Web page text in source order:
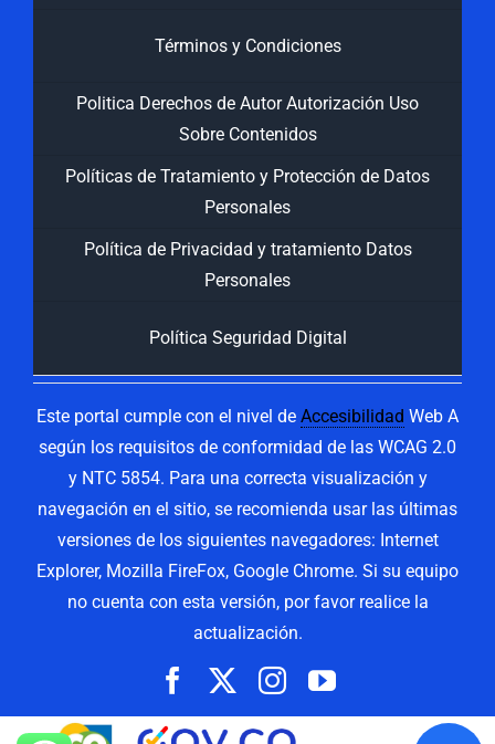
Términos y Condiciones
Politica Derechos de Autor Autorización Uso
Sobre Contenidos
Políticas de Tratamiento y Protección de Datos
Personales
Política de Privacidad y tratamiento Datos
Personales
Política Seguridad Digital
Este portal cumple con el nivel de Accesibilidad Web A
según los requisitos de conformidad de las WCAG 2.0
y NTC 5854. Para una correcta visualización y
navegación en el sitio, se recomienda usar las últimas
versiones de los siguientes navegadores: Internet
Explorer, Mozilla FireFox, Google Chrome. Si su equipo
no cuenta con esta versión, por favor realice la
actualización.